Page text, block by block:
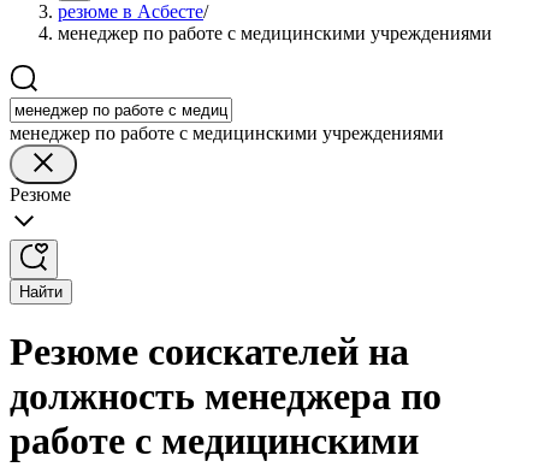
резюме в Асбесте/
менеджер по работе с медицинскими учреждениями
менеджер по работе с медицинскими учреждениями
Резюме
Найти
Резюме соискателей на
должность менеджера по
работе с медицинскими